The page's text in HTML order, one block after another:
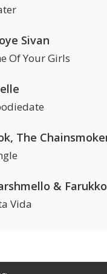
Sivan
Of Your Girls
& Farukko
Vida